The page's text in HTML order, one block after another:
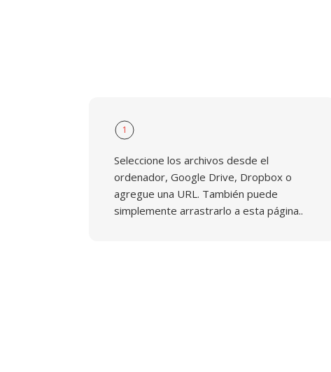
1
Seleccione los archivos desde el
ordenador, Google Drive, Dropbox o
agregue una URL. También puede
simplemente arrastrarlo a esta página..